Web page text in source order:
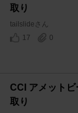
取り
tailslideさん
17
0
CCI アメット
取り